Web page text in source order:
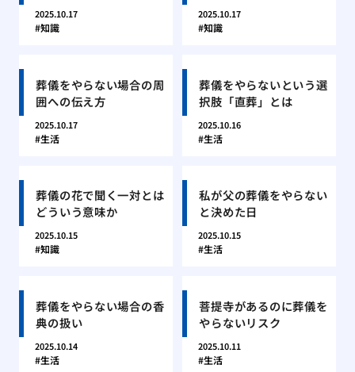
2025.10.17
知識
2025.10.17
知識
葬儀をやらない場合の周
囲への伝え方
2025.10.17
生活
葬儀をやらないという選
択肢「直葬」とは
2025.10.16
生活
葬儀の花で聞く一対とは
どういう意味か
2025.10.15
知識
私が父の葬儀をやらない
と決めた日
2025.10.15
生活
葬儀をやらない場合の香
典の扱い
2025.10.14
生活
菩提寺があるのに葬儀を
やらないリスク
2025.10.11
生活